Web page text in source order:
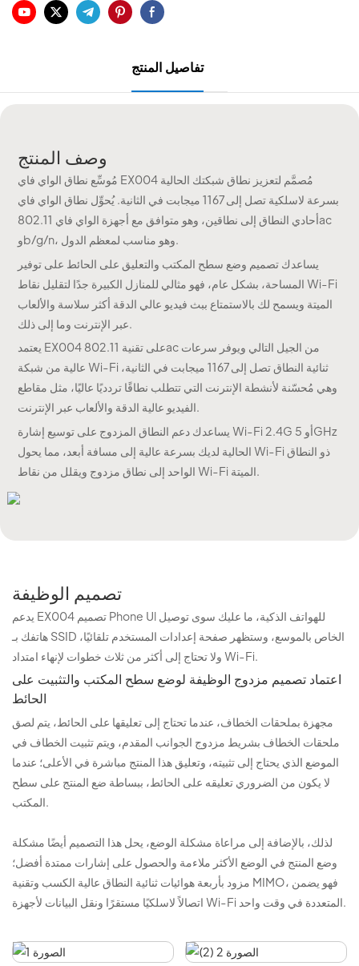
تفاصيل المنتج
وصف المنتج
مُوسِّع نطاق الواي فاي EX004 مُصمَّم لتعزيز نطاق شبكتك الحالية
بسرعة لاسلكية تصل إلى 1167 ميجابت في الثانية. يُحوِّل نطاق الواي فاي
أحادي النطاق إلى نطاقين، وهو متوافق مع أجهزة الواي فاي 802.11ac
وb/g/n، وهو مناسب لمعظم الدول.
يساعدك تصميم وضع سطح المكتب والتعليق على الحائط على توفير
المساحة، بشكل عام، فهو مثالي للمنازل الكبيرة جدًا لتقليل نقاط Wi-Fi
الميتة ويسمح لك بالاستمتاع ببث فيديو عالي الدقة أكثر سلاسة والألعاب
يعتمد EX004 على تقنية 802.11ac من الجيل التالي ويوفر سرعات
عالية من شبكة Wi-Fi ثنائية النطاق تصل إلى 1167 ميجابت في الثانية،
وهي مُحسّنة لأنشطة الإنترنت التي تتطلب نطاقًا تردديًا عاليًا، مثل مقاطع
الفيديو عالية الدقة والألعاب عبر الإنترنت.
يساعدك دعم النطاق المزدوج على توسيع إشارة Wi-Fi 2.4G أو 5GHz
الحالية لديك بسرعة عالية إلى مسافة أبعد، مما يحول Wi-Fi ذو النطاق
تصميم الوظيفة
يدعم EX004 تصميم Phone Ul للهواتف الذكية، ما عليك سوى توصيل
هاتفك بـ SSID الخاص بالموسع، وستظهر صفحة إعدادات المستخدم تلقائيًا،
ولا تحتاج إلى أكثر من ثلاث خطوات لإنهاء امتداد Wi-Fi.
اعتماد تصميم مزدوج الوظيفة لوضع سطح المكتب والتثبيت على
الحائط
مجهزة بملحقات الخطاف، عندما تحتاج إلى تعليقها على الحائط، يتم لصق
ملحقات الخطاف بشريط مزدوج الجوانب المقدم، ويتم تثبيت الخطاف في
الموضع الذي يحتاج إلى تثبيته، وتعليق هذا المنتج مباشرة في الأعلى؛ عندما
لا يكون من الضروري تعليقه على الحائط، ببساطة ضع المنتج على سطح
المكتب.
لذلك، بالإضافة إلى مراعاة مشكلة الوضع، يحل هذا التصميم أيضًا مشكلة
وضع المنتج في الوضع الأكثر ملاءمة والحصول على إشارات ممتدة أفضل؛
مزود بأربعة هوائيات ثنائية النطاق عالية الكسب وتقنية MIMO، فهو يضمن
اتصالاً لاسلكيًا مستقرًا ونقل البيانات لأجهزة Wi-Fi المتعددة في وقت واحد.